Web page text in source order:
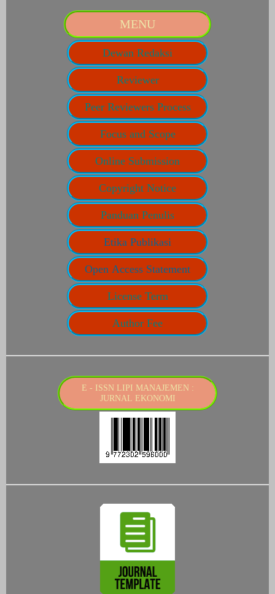
MENU
Dewan Redaksi
Reviewer
Peer Reviewers Process
Focus and Scope
Online Submission
Copyright Notice
Panduan Penulis
Etika Publikasi
Open Access Statement
License Term
Author Fee
E - ISSN LIPI MANAJEMEN :
JURNAL EKONOMI